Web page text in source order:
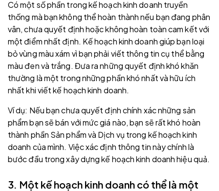
Có một số phần trong kế hoạch kinh doanh truyền
thống mà bạn không thể hoàn thành nếu bạn đang phân
vân, chưa quyết định hoặc không hoàn toàn cam kết với
một điểm nhất định. Kế hoạch kinh doanh giúp bạn loại
bỏ vùng màu xám vì bạn phải viết thông tin cụ thể bằng
màu đen và trắng. Đưa ra những quyết định khó khăn
thường là một trong những phần khó nhất và hữu ích
nhất khi viết kế hoạch kinh doanh.
Ví dụ: Nếu bạn chưa quyết định chính xác những sản
phẩm bạn sẽ bán với mức giá nào, bạn sẽ rất khó hoàn
thành phần Sản phẩm và Dịch vụ trong kế hoạch kinh
doanh của mình. Việc xác định thông tin này chính là
bước đầu trong xây dựng kế hoạch kinh doanh hiệu quả.
3. Một kế hoạch kinh doanh có thể là một